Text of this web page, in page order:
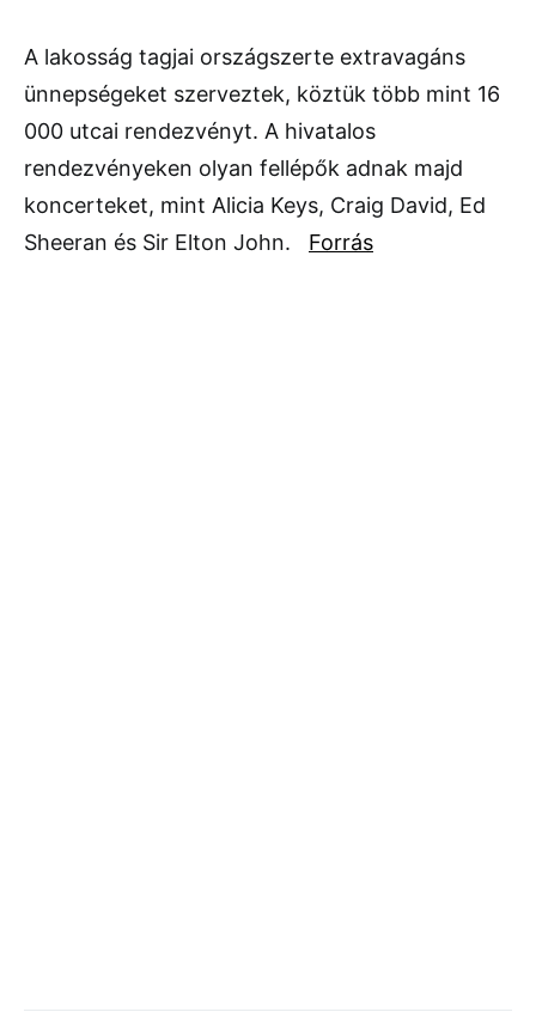
A lakosság tagjai országszerte extravagáns
ünnepségeket szerveztek, köztük több mint 16
000 utcai rendezvényt. A hivatalos
rendezvényeken olyan fellépők adnak majd
koncerteket, mint Alicia Keys, Craig David, Ed
Sheeran és Sir Elton John. Forrás